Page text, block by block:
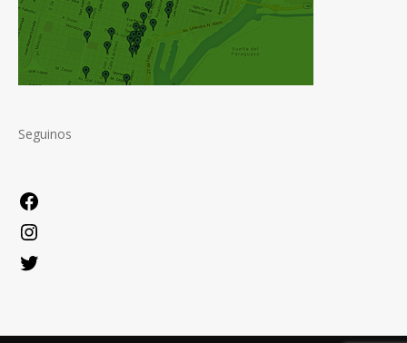
Seguinos